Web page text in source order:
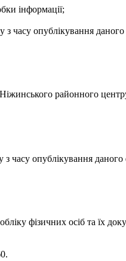
інформації;
опублікування
районного
часу опублікування даного
фізичних осіб та їх